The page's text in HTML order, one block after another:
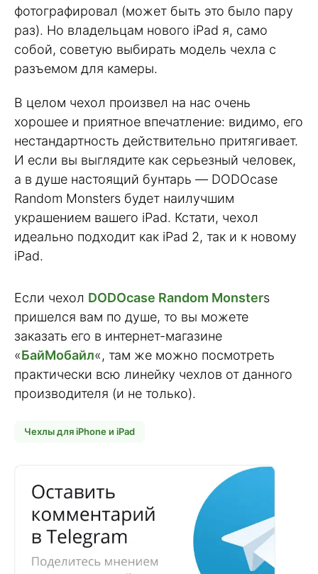
фотографировал (может быть это было пару
раз). Но владельцам нового iPad я, само
собой, советую выбирать модель чехла с
разъемом для камеры.
В целом чехол произвел на нас очень
хорошее и приятное впечатление: видимо, его
нестандартность действительно притягивает.
И если вы выглядите как серьезный человек,
а в душе настоящий бунтарь — DODOcase
Random Monsters будет наилучшим
украшением вашего iPad. Кстати, чехол
идеально подходит как iPad 2, так и к новому
iPad.
Если чехол DODOcase Random Monsters
пришелся вам по душе, то вы можете
заказать его в интернет-магазине
«БайМобайл«, там же можно посмотреть
практически всю линейку чехлов от данного
производителя (и не только).
Чехлы для iPhone и iPad